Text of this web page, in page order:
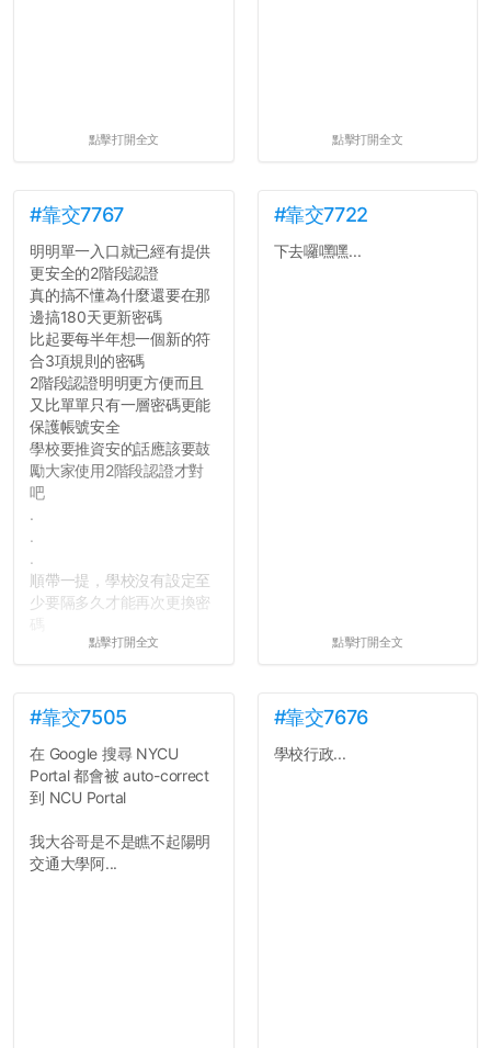
點擊打開全文 點擊打開全文
#靠交7767
明明單一入口就已經有提供
更安全的2階段認證
真的搞不懂為什麼還要在那
邊搞180天更新密碼
比起要每半年想一個新的符
合3項規則的密碼
2階段認證明明更方便而且
又比單單只有一層密碼更能
保護帳號安全
學校要推資安的話應該要鼓
勵大家使用2階段認證才對
吧
.
.
.
順帶一提，學校沒有設定至
少要隔多久才能再次更換密
所以只要重新設定4次密碼
真是安全呢...
點擊打開全文
#靠交7722
下去囉嘿嘿...
點擊打開全文
#靠交7505
在 Google 搜尋 NYCU
Portal 都會被 auto-correct
到 NCU Portal
我大谷哥是不是瞧不起陽明
交通大學阿...
#靠交7676
學校行政...